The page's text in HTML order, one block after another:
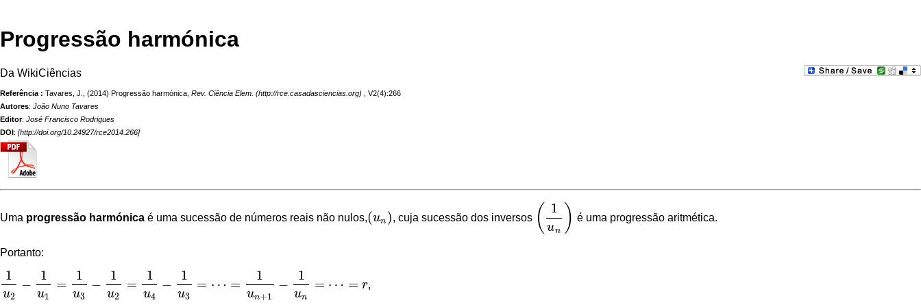
Progressão harmónica
Da WikiCiências
Referência : Tavares, J., (2014) Progressão harmónica, Rev. Ciência Elem.
, V2(4):266
Autores: João Nuno Tavares
Editor: José Francisco Rodrigues
DOI: [http://doi.org/10.24927/rce2014.266]
Uma progressão harmónica é uma sucessão de números reais não nulos,(un )
(un) , cuja sucessão dos inversos ( 1
un )
(1 un) é uma progressão aritmética.
Portanto:
1
u2
−
1
u1
=
1
u3
−
1
u2
=
1
u4
−
1
u3
= ⋯ =
1
un+1
−
1
un
= ⋯ = r
1u2 −1 u1=1 u3 −1u2=1 u4− 1u3 =⋯ =1 un+1 −1 u n = ⋯= r ,